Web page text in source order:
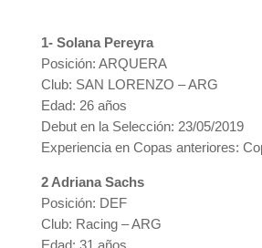
1- Solana Pereyra
Posición: ARQUERA
Club: SAN LORENZO – ARG
Edad: 26 años
Debut en la Selección: 23/05/2019
Experiencia en Copas anteriores:
2 Adriana Sachs
Posición: DEF
Club: Racing – ARG
Edad: 31 años